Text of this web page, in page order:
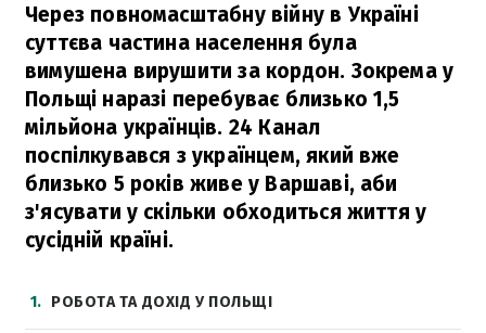
Через повномасштабну війну в Україні
суттєва частина населення була
вимушена вирушити за кордон. Зокрема у
Польщі наразі перебуває близько 1,5
мільйона українців. 24 Канал
поспілкувався з українцем, який вже
близько 5 років живе у Варшаві, аби
з'ясувати у скільки обходиться життя у
сусідній країні.
1 РОБОТА ТА ДОХІД У ПОЛЬЩІ